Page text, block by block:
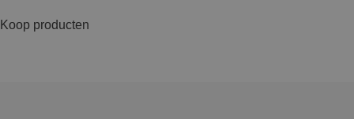
Koop producten